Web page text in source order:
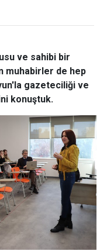
ve sahibi bir
muhabirler de hep
gazeteciliği ve
konuştuk.